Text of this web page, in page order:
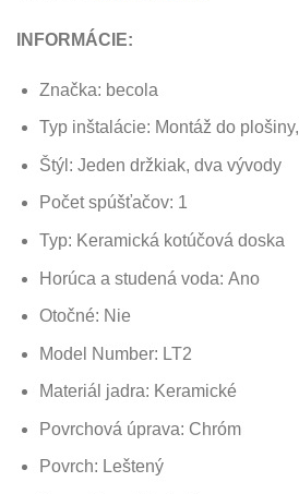
INFORMÁCIE:
Značka: becola
Typ inštalácie: Montáž do
Štýl: Jeden držkiak, dva vývody
Počet spúšťačov: 1
Typ: Keramická kotúčová doska
Horúca a studená voda: Ano
Otočné: Nie
Model Number: LT2
Materiál jadra: Keramické
Povrchová úprava: Chróm
Povrch: Leštený